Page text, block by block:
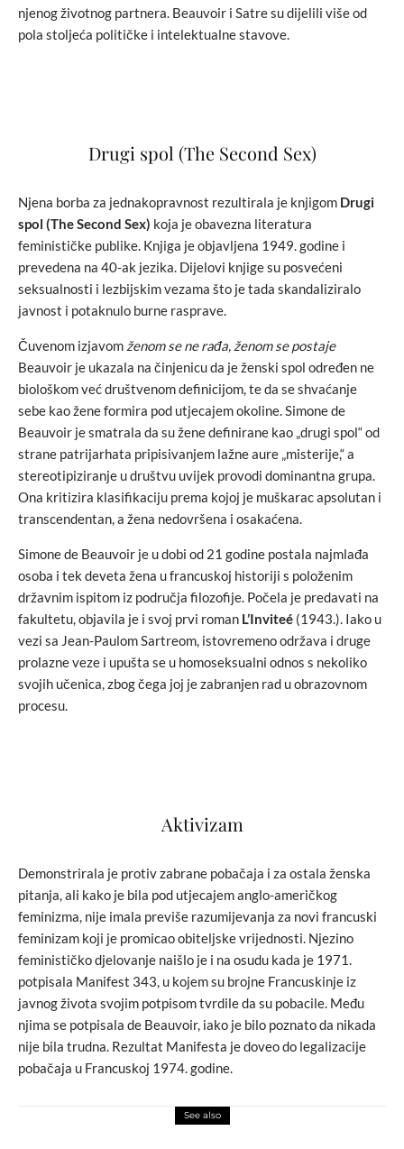
njenog životnog partnera. Beauvoir i Satre su dijelili više od
pola stoljeća političke i intelektualne stavove.
Drugi spol (The Second Sex)
Njena borba za jednakopravnost rezultirala je knjigom Drugi
spol (The Second Sex) koja je obavezna literatura
feminističke publike. Knjiga je objavljena 1949. godine i
prevedena na 40-ak jezika. Dijelovi knjige su posvećeni
seksualnosti i lezbijskim vezama što je tada skandaliziralo
javnost i potaknulo burne rasprave.
Čuvenom izjavom ženom se ne rađa, ženom se postaje
Beauvoir je ukazala na činjenicu da je ženski spol određen ne
biološkom već društvenom definicijom, te da se shvaćanje
sebe kao žene formira pod utjecajem okoline. Simone de
Beauvoir je smatrala da su žene definirane kao „drugi spol“ od
strane patrijarhata pripisivanjem lažne aure „misterije,“ a
stereotipiziranje u društvu uvijek provodi dominantna grupa.
Ona kritizira klasifikaciju prema kojoj je muškarac apsolutan i
transcendentan, a žena nedovršena i osakaćena.
Simone de Beauvoir je u dobi od 21 godine postala najmlađa
osoba i tek deveta žena u francuskoj historiji s položenim
državnim ispitom iz područja filozofije. Počela je predavati na
fakultetu, objavila je i svoj prvi roman L’Inviteé (1943.). Iako u
vezi sa Jean-Paulom Sartreom, istovremeno održava i druge
prolazne veze i upušta se u homoseksualni odnos s nekoliko
svojih učenica, zbog čega joj je zabranjen rad u obrazovnom
procesu.
Aktivizam
Demonstrirala je protiv zabrane pobačaja i za ostala ženska
pitanja, ali kako je bila pod utjecajem anglo-američkog
feminizma, nije imala previše razumijevanja za novi francuski
feminizam koji je promicao obiteljske vrijednosti. Njezino
feminističko djelovanje naišlo je i na osudu kada je 1971.
potpisala Manifest 343, u kojem su brojne Francuskinje iz
javnog života svojim potpisom tvrdile da su pobacile. Među
njima se potpisala de Beauvoir, iako je bilo poznato da nikada
nije bila trudna. Rezultat Manifesta je doveo do legalizacije
pobačaja u Francuskoj 1974. godine.
See also